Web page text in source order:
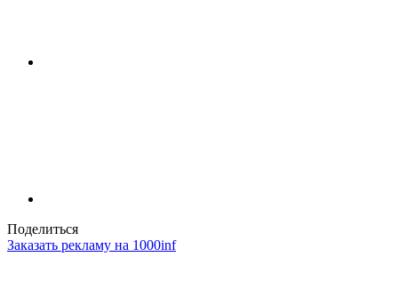
Поделиться
Заказать рекламу на 1000inf